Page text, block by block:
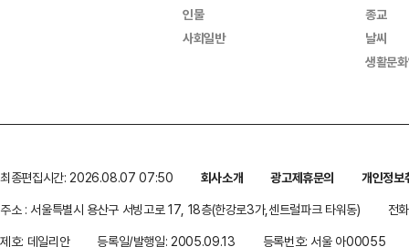
인물
사회일반
종교
날씨
생활문
최종편집시간: 2026.08.07 07:50 회사소개 광고제휴문의
개인정보
주소 : 서울특별시 용산구 서빙고로 17, 18층(한강로3가,센트럴파크 타워동)
전
제호: 데일리안
등록일/발행일: 2005.09.13 등록번호: 서울 아00055